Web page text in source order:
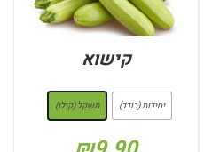
קישוא
יחידות (בודד) משקל (קילו)